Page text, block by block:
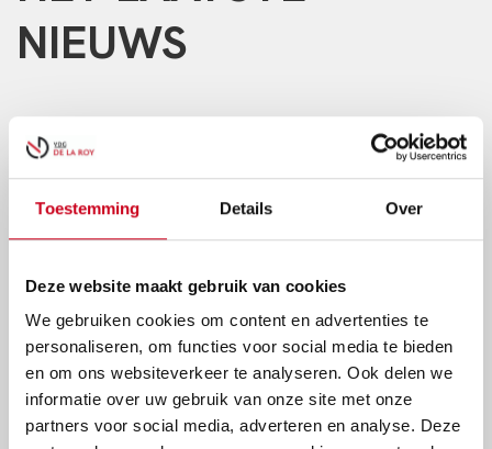
Toestemming Details Over
Deze website maakt gebruik van cookies
We gebruiken cookies om content en advertenties te
personaliseren, om functies voor social media te bieden
en om ons websiteverkeer te analyseren. Ook delen we
informatie over uw gebruik van onze site met onze
partners voor social media, adverteren en analyse. Deze
NIEUWS